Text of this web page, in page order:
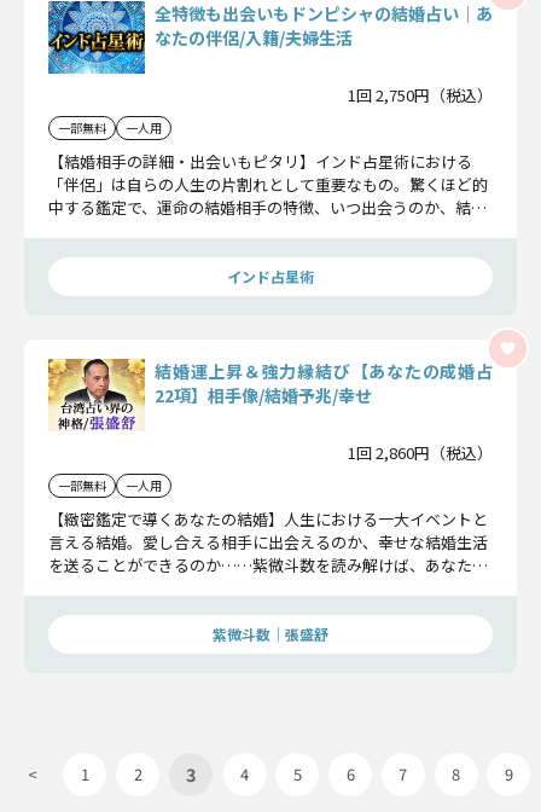
全特徴も出会いもドンピシャの結婚占い｜あ
なたの伴侶/入籍/夫婦生活
1回 2,750円（税込）
一部無料 一人用
【結婚相手の詳細・出会いもピタリ】インド占星術における
「伴侶」は自らの人生の片割れとして重要なもの。驚くほど的
中する鑑定で、運命の結婚相手の特徴、いつ出会うのか、結婚
インド占星術
結婚運上昇＆強力縁結び【あなたの成婚占
22項】相手像/結婚予兆/幸せ
1回 2,860円（税込）
一部無料 一人用
【緻密鑑定で導くあなたの結婚】人生における一大イベントと
言える結婚。愛し合える相手に出会えるのか、幸せな結婚生活
を送ることができるのか……紫微斗数を読み解けば、あなたの
きますよ。
紫微斗数｜張盛舒
< 1 2 3 4 5 6 7 8 9